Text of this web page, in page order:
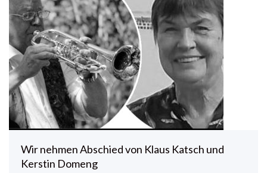
Wir nehmen Abschied von Klaus Katsch und
Kerstin Domeng